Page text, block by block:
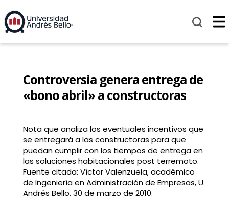
Controversia genera entrega de
«bono abril» a constructoras
Nota que analiza los eventuales incentivos que
se entregará a las constructoras para que
puedan cumplir con los tiempos de entrega en
las soluciones habitacionales post terremoto.
Fuente citada: Víctor Valenzuela, académico
de Ingeniería en Administración de Empresas, U.
Andrés Bello. 30 de marzo de 2010.